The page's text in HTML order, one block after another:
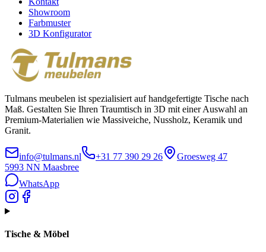
Showroom
Farbmuster
3D Konfigurator
Tulmans meubelen ist spezialisiert auf handgefertigte Tische nach
Maß. Gestalten Sie Ihren Traumtisch in 3D mit einer Auswahl an
Premium-Materialien wie Massiveiche, Nussholz, Keramik und
Granit.
info@tulmans.nl +31 77 390 29 26
Groesweg 47
5993 NN Maasbree
WhatsApp
Tische & Möbel